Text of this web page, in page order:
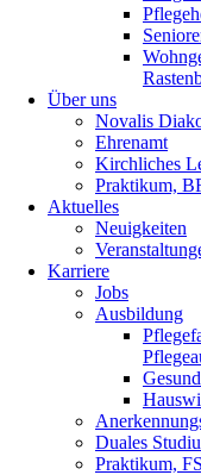
Über uns
Novalis
Ehrenamt
Kirchliches
Praktikum,
Aktuelles
Neuigkeiten
Karriere
Jobs
Ausbildung
Duales
Praktikum,